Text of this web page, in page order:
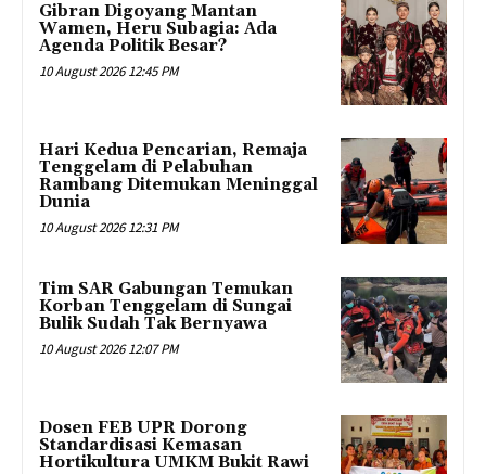
Gibran Digoyang Mantan
Wamen, Heru Subagia: Ada
Agenda Politik Besar?
10 August 2026 12:45 PM
Hari Kedua Pencarian, Remaja
Tenggelam di Pelabuhan
Rambang Ditemukan Meninggal
Dunia
10 August 2026 12:31 PM
Tim SAR Gabungan Temukan
Korban Tenggelam di Sungai
Bulik Sudah Tak Bernyawa
10 August 2026 12:07 PM
Dosen FEB UPR Dorong
Standardisasi Kemasan
Hortikultura UMKM Bukit Rawi